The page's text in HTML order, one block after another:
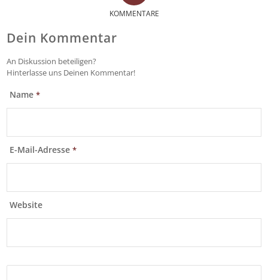
KOMMENTARE
Dein Kommentar
An Diskussion beteiligen?
Hinterlasse uns Deinen Kommentar!
Name*
E-Mail-Adresse*
Website